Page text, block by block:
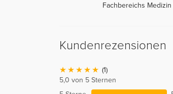
Fachbereichs
Kundenrezensionen
(1)
5,0 von 5 Sternen